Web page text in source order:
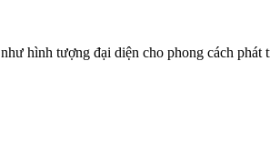
hình tượng đại diện cho phong cách